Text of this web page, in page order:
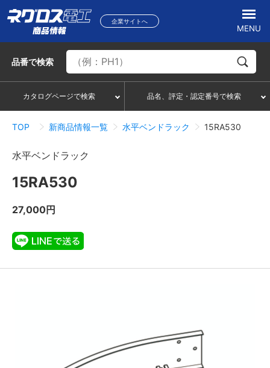
企業サイトへ
MENU
品番で検索
カタログページで検索 品名、評定・認定番号で検索
TOP 新商品情報一覧 水平ベンドラック 15RA530
水平ベンドラック
15RA530
27,000円